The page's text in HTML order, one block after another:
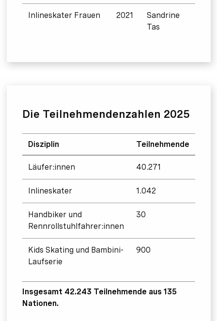
Inlineskater Frauen 2021
Sandrine
Tas
Die Teilnehmendenzahlen 2025
Disziplin Teilnehmende
Läufer:innen 40.271
Inlineskater 1.042
Handbiker und
Rennrollstuhlfahrer:innen
30
Kids Skating und Bambini-
Laufserie
900
Insgesamt 42.243 Teilnehmende aus 135
Nationen.